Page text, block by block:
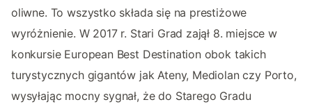
oliwne. To wszystko składa się na prestiżowe
wyróżnienie. W 2017 r. Stari Grad zajął 8. miejsce w
konkursie European Best Destination obok takich
turystycznych gigantów jak Ateny, Mediolan czy Porto,
wysyłając mocny sygnał, że do Starego Gradu